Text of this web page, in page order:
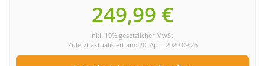
249,99 €
inkl. 19% gesetzlicher MwSt.
Zuletzt aktualisiert am: 20. April 2020 09:26